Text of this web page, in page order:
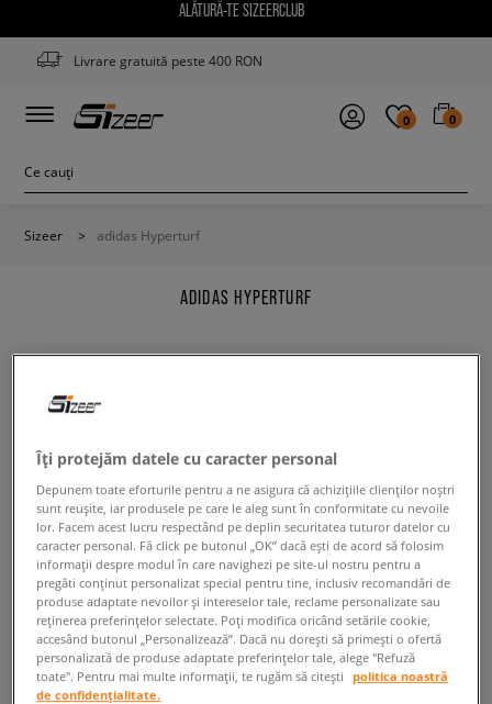
ALĂTURĂ-TE SIZEERCLUB
Livrare gratuită peste 400 RON
0 0
Sizeer > adidas Hyperturf
ADIDAS HYPERTURF
puține filtre.
ÎNAPOI LA MAGAZIN
◾️ Sunt0produse din categoria
adidas Hyperturf◾️
Îți protejăm datele cu caracter personal
Depunem toate eforturile pentru a ne asigura că achizițiile clienților noștri
sunt reușite, iar produsele pe care le aleg sunt în conformitate cu nevoile
lor. Facem acest lucru respectând pe deplin securitatea tuturor datelor cu
caracter personal. Fă click pe butonul „OK” dacă ești de acord să folosim
informații despre modul în care navighezi pe site-ul nostru pentru a
pregăti conținut personalizat special pentru tine, inclusiv recomandări de
produse adaptate nevoilor și intereselor tale, reclame personalizate sau
reținerea preferințelor selectate. Poți modifica oricând setările cookie,
accesând butonul „Personalizează”. Dacă nu dorești să primești o ofertă
personalizată de produse adaptate preferințelor tale, alege "Refuză
toate". Pentru mai multe informații, te rugăm să citești
politica noastră
de confidențialitate.